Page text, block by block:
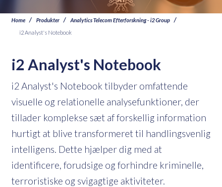
Home Produkter
Analytics Telecom Efterforskning - i2 Group
i2 Analyst's Notebook
i2 Analyst's Notebook
i2 Analyst's Notebook tilbyder omfattende
visuelle og relationelle analysefunktioner, der
tillader komplekse sæt af forskellig information
hurtigt at blive transformeret til handlingsvenlig
intelligens. Dette hjælper dig med at
identificere, forudsige og forhindre kriminelle,
terroristiske og svigagtige aktiviteter.